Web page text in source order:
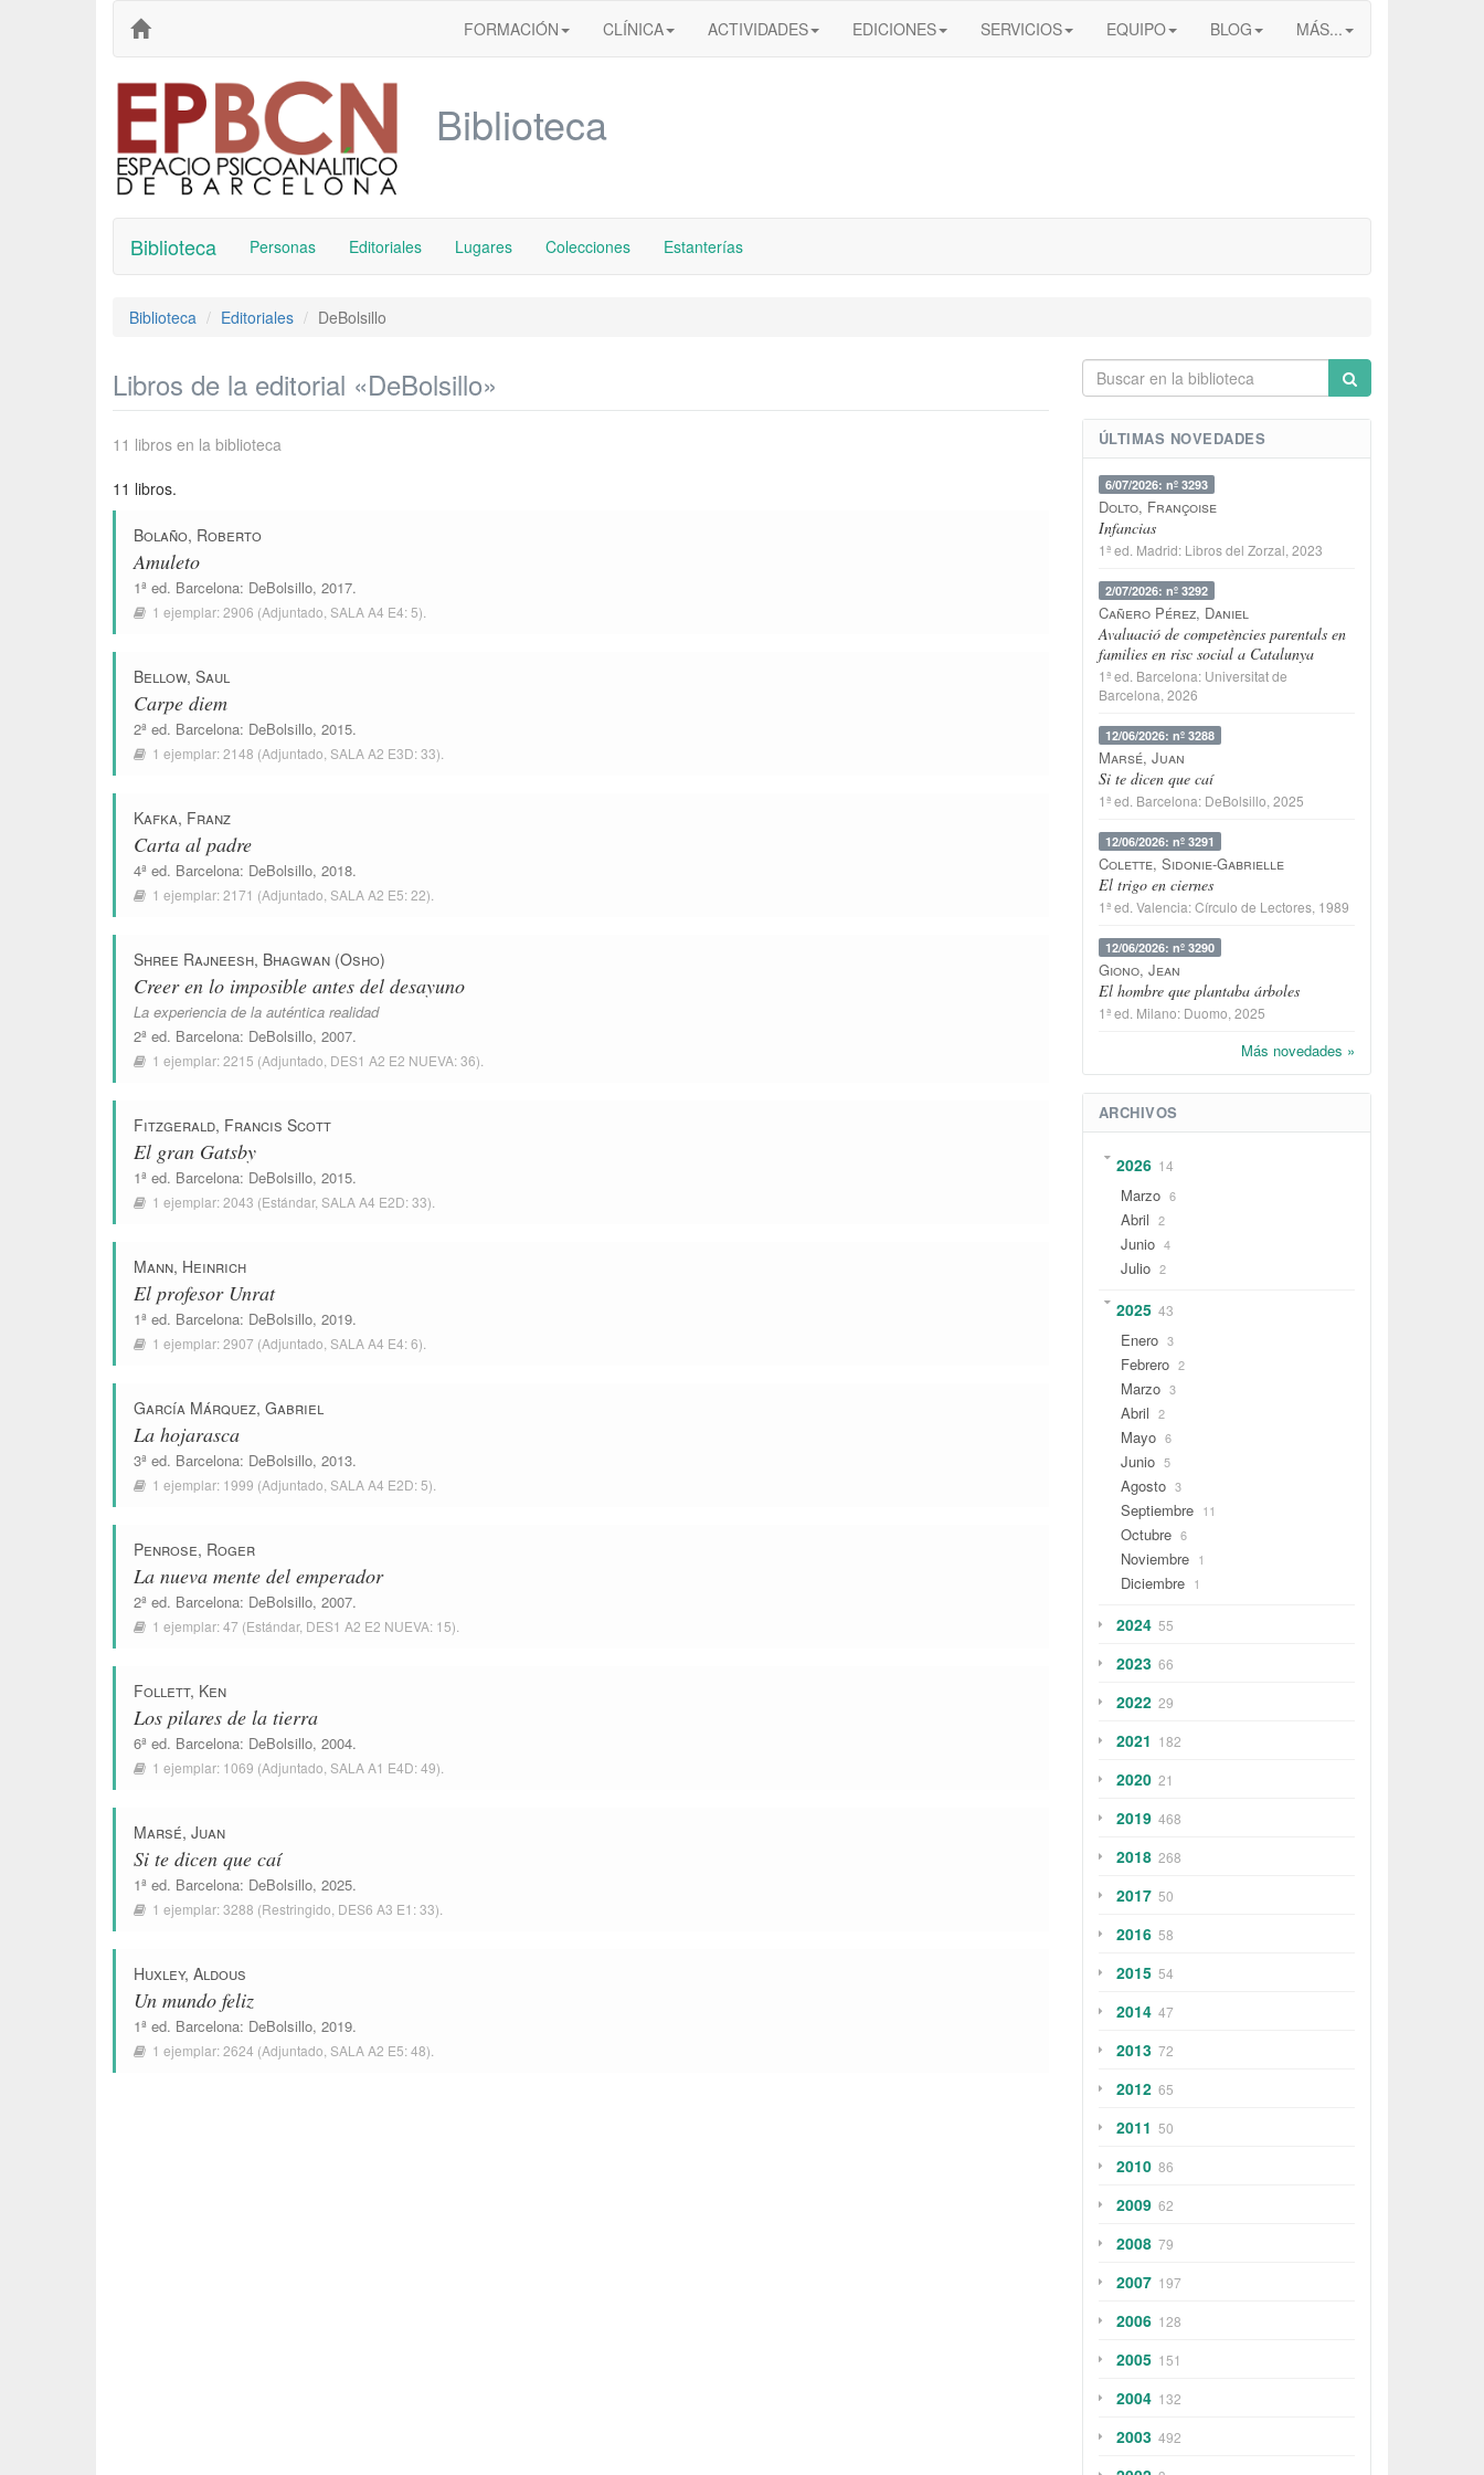
FORMACIÓN CLÍNICA ACTIVIDADES EDICIONES SERVICIOS EQUIPO BLOG MÁS...
Biblioteca
Biblioteca Personas Editoriales Lugares Colecciones Estanterías
Biblioteca Editoriales DeBolsillo
Libros de la editorial «DeBolsillo»
11 libros en la biblioteca
11 libros.
Bolaño, Roberto
Amuleto
1ª ed. Barcelona: DeBolsillo, 2017.
1 ejemplar:2906 (Adjuntado, SALA A4 E4: 5).
Bellow, Saul
Carpe diem
2ª ed. Barcelona: DeBolsillo, 2015.
1 ejemplar:2148 (Adjuntado, SALA A2 E3D: 33).
Kafka, Franz
Carta al padre
4ª ed. Barcelona: DeBolsillo, 2018.
1 ejemplar:2171 (Adjuntado, SALA A2 E5: 22).
Shree Rajneesh, Bhagwan (Osho)
Creer en lo imposible antes del desayuno
La experiencia de la auténtica realidad
2ª ed. Barcelona: DeBolsillo, 2007.
1 ejemplar:2215 (Adjuntado, DES1 A2 E2 NUEVA: 36).
Fitzgerald, Francis Scott
El gran Gatsby
1ª ed. Barcelona: DeBolsillo, 2015.
1 ejemplar:2043 (Estándar, SALA A4 E2D: 33).
Mann, Heinrich
El profesor Unrat
1ª ed. Barcelona: DeBolsillo, 2019.
1 ejemplar:2907 (Adjuntado, SALA A4 E4: 6).
García Márquez, Gabriel
La hojarasca
3ª ed. Barcelona: DeBolsillo, 2013.
1 ejemplar: 1999 (Adjuntado, SALA A4 E2D: 5).
Penrose, Roger
La nueva mente del emperador
2ª ed. Barcelona: DeBolsillo, 2007.
1 ejemplar:47 (Estándar, DES1 A2 E2 NUEVA: 15).
Follett, Ken
Los pilares de la tierra
6ª ed. Barcelona: DeBolsillo, 2004.
1 ejemplar: 1069 (Adjuntado, SALA A1 E4D: 49).
Marsé, Juan
Si te dicen que caí
1ª ed. Barcelona: DeBolsillo, 2025.
1 ejemplar:3288 (Restringido, DES6 A3 E1: 33).
Huxley, Aldous
Un mundo feliz
1ª ed. Barcelona: DeBolsillo, 2019.
1 ejemplar:2624 (Adjuntado, SALA A2 E5: 48).
ÚLTIMAS NOVEDADES
6/07/2026: nº 3293
Dolto, Françoise
Infancias
1ª ed. Madrid: Libros del Zorzal , 2023
2/07/2026: nº 3292
Cañero Pérez, Daniel
Avaluació de competències parentals en
families en risc social a Catalunya
1ª ed. Barcelona: Universitat de
Barcelona , 2026
12/06/2026: nº 3288
Marsé, Juan
Si te dicen que caí
1ª ed. Barcelona: DeBolsillo , 2025
12/06/2026: nº 3291
Colette, Sidonie-Gabrielle
El trigo en ciernes
1ª ed. Valencia:Círculo de Lectores, 1989
12/06/2026: nº 3290
Giono, Jean
El hombre que plantaba árboles
1ª ed. Milano: Duomo , 2025
Más novedades »
ARCHIVOS
2026 14
Marzo 6
Abril 2
Junio 4
Julio 2
2025 43
Enero 3
Febrero 2
Marzo 3
Abril 2
Mayo 6
Junio 5
Agosto 3
Septiembre 11
Octubre 6
Noviembre 1
Diciembre 1
2024 55
2023 66
2022 29
2021 182
2020 21
2019 468
2018 268
2017 50
2016 58
2015 54
2014 47
2013 72
2012 65
2011 50
2010 86
2009 62
2008 79
2007 197
2006 128
2005 151
2004 132
2003 492